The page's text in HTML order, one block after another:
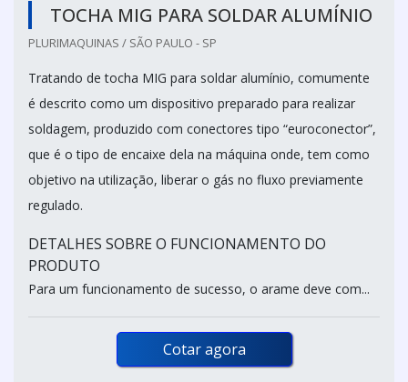
TOCHA MIG PARA SOLDAR ALUMÍNIO
PLURIMAQUINAS / SÃO PAULO - SP
Tratando de tocha MIG para soldar alumínio, comumente
é descrito como um dispositivo preparado para realizar
soldagem, produzido com conectores tipo “euroconector”,
que é o tipo de encaixe dela na máquina onde, tem como
objetivo na utilização, liberar o gás no fluxo previamente
regulado.
DETALHES SOBRE O FUNCIONAMENTO DO
PRODUTO
Para um funcionamento de sucesso, o arame deve com...
Cotar agora